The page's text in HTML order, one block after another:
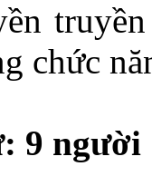
chức
9 người